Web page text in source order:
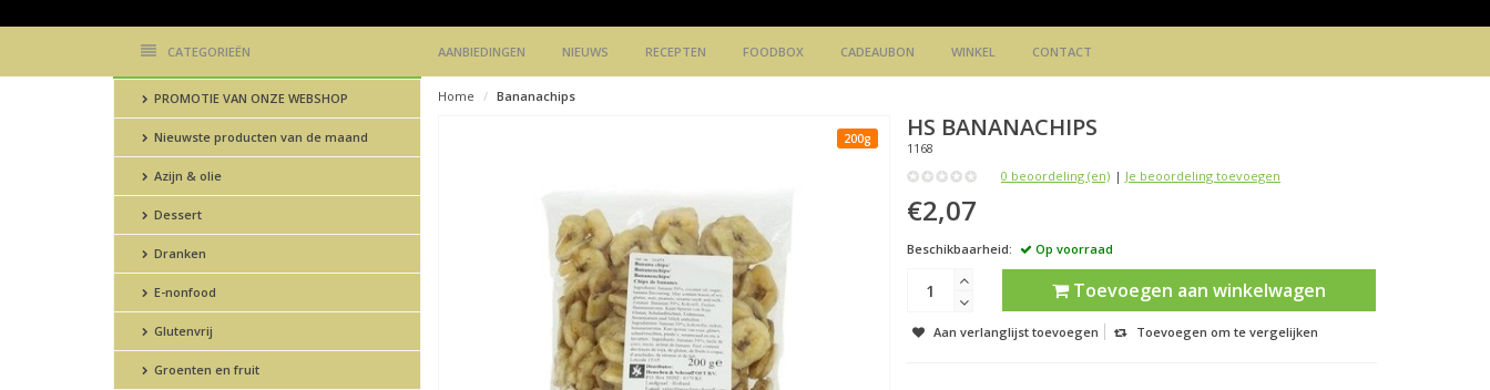
CATEGORIEËN AANBIEDINGEN NIEUWS RECEPTEN FOODBOX CADEAUBON WINKEL CONTACT
PROMOTIE VAN ONZE WEBSHOP
Nieuwste producten van de maand
Azijn & olie
Dessert
Dranken
E-nonfood
Glutenvrij
Groenten en fruit
Home Bananachips
200g HS BANANACHIPS
1168
0 beoordeling (en) | Je beoordeling toevoegen
€2,07
Beschikbaarheid: Op voorraad
Toevoegen aan winkelwagen
Aan verlanglijst toevoegen Toevoegen om te vergelijken